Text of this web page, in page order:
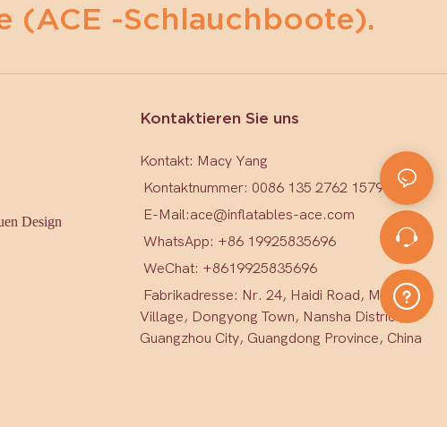
(ACE -Schlauchboote).
Design
Kontaktieren Sie uns
Kontakt: Macy Yang
Kontaktnummer: 0086 135 2762 1579
E-Mail:ace@inflatables-ace.com
WhatsApp: +86 19925835696
WeChat: +8619925835696
Fabrikadresse: Nr. 24, Haidi Road, Mark
Village, Dongyong Town, Nansha District,
Guangzhou City, Guangdong Province, China